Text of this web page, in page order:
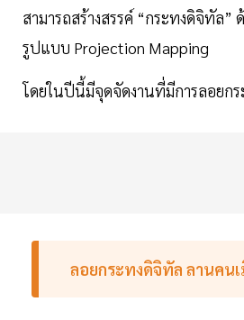
สามารถสร้างสรรค์ “กระทงดิจิทัล”
รูปแบบ Projection Mapping
โดยในปีนี้มีจุดจัดงานที่มีการลอยก
ลอยกระทงดิจิทัล ลานคนเ